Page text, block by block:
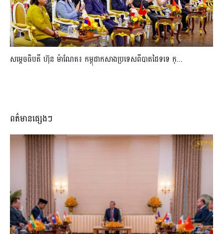
សម្ដេចធិបតី ហ៊ុន ម៉ាណែត៖ កម្ពុជាកសាងប្រទេសពីបាតដៃទទេ ក្...
ពត៌មានផ្សេងៗ